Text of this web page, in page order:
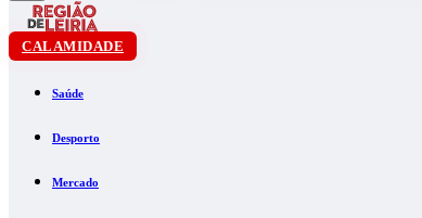
CALAMIDADE
Saúde
Desporto
Mercado